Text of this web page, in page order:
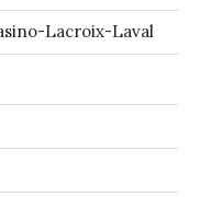
Lacroix-Laval